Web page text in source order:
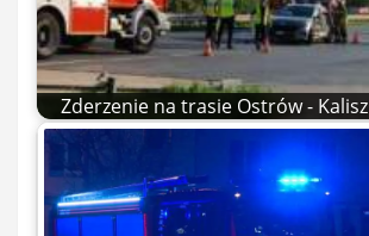
Zderzenie na trasie Ostrów - Kalisz